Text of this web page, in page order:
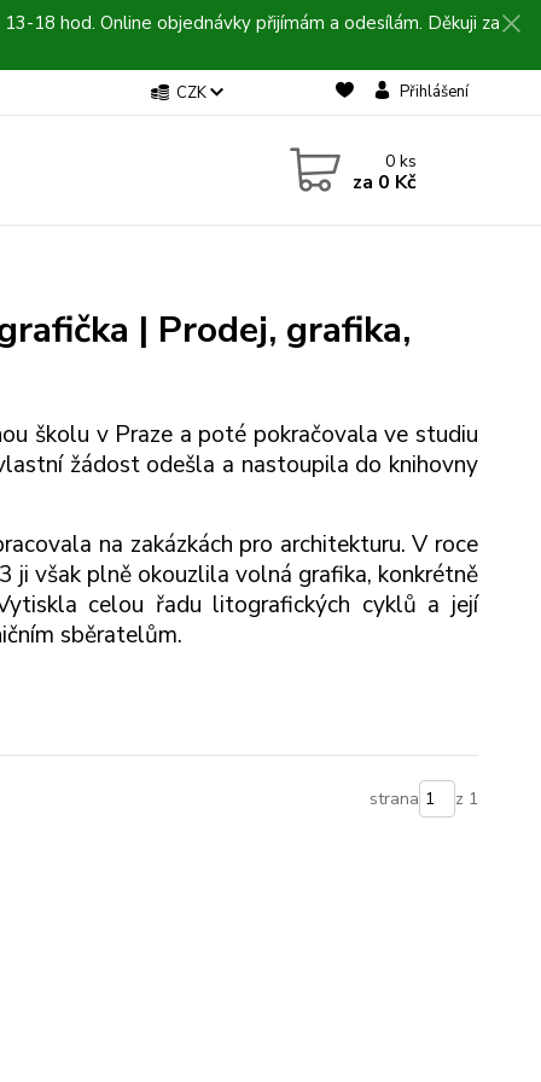
18 hod. Online objednávky přijímám a odesílám. Děkuji za
CZK Přihlášení
0ks
za 0 Kč
| Prodej, grafika,
školu v Praze a poté pokračovala ve studiu
žádost odešla a nastoupila do knihovny
na zakázkách pro architekturu. V roce
však plně okouzlila volná grafika, konkrétně
celou řadu litografických cyklů a její
sběratelům.
strana z 1